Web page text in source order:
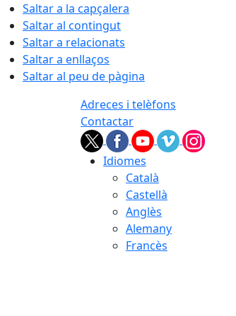
Saltar a la capçalera
Saltar al contingut
Saltar a relacionats
Saltar a enllaços
Saltar al peu de pàgina
Adreces i telèfons
Contactar
Idiomes
Català
Castellà
Anglès
Alemany
Francès